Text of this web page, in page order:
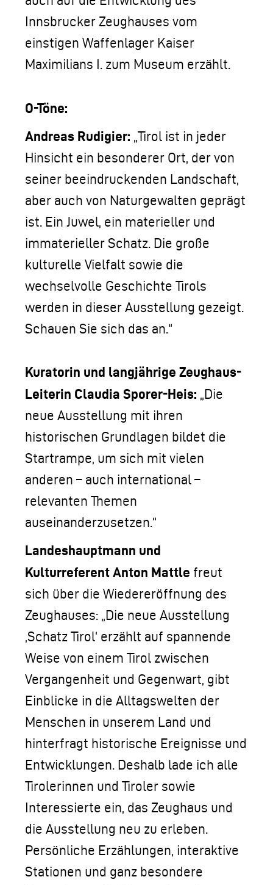
Innsbrucker Zeughauses vom
einstigen Waffenlager Kaiser
Maximilians I. zum Museum erzählt.
O-Töne:
Andreas Rudigier: „Tirol ist in jeder
Hinsicht ein besonderer Ort, der von
seiner beeindruckenden Landschaft,
aber auch von Naturgewalten geprägt
ist. Ein Juwel, ein materieller und
immaterieller Schatz. Die große
kulturelle Vielfalt sowie die
wechselvolle Geschichte Tirols
werden in dieser Ausstellung gezeigt.
Schauen Sie sich das an.“
Kuratorin und langjährige Zeughaus-
Leiterin Claudia Sporer-Heis: „Die
neue Ausstellung mit ihren
historischen Grundlagen bildet die
Startrampe, um sich mit vielen
anderen – auch international –
relevanten Themen
auseinanderzusetzen.“
Landeshauptmann und
Kulturreferent Anton Mattle freut
sich über die Wiedereröffnung des
Zeughauses: „Die neue Ausstellung
‚Schatz Tirol‘ erzählt auf spannende
Weise von einem Tirol zwischen
Vergangenheit und Gegenwart, gibt
Einblicke in die Alltagswelten der
Menschen in unserem Land und
hinterfragt historische Ereignisse und
Entwicklungen. Deshalb lade ich alle
Tirolerinnen und Tiroler sowie
Interessierte ein, das Zeughaus und
die Ausstellung neu zu erleben.
Persönliche Erzählungen, interaktive
Stationen und ganz besondere